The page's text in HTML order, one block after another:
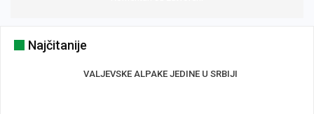
Najčitanije
VALJEVSKE ALPAKE JEDINE U SRBIJI